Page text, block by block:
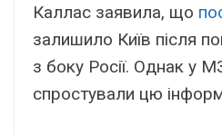
Каллас заявила, що
залишило Київ після
з боку Росії. Однак у
спростували цю